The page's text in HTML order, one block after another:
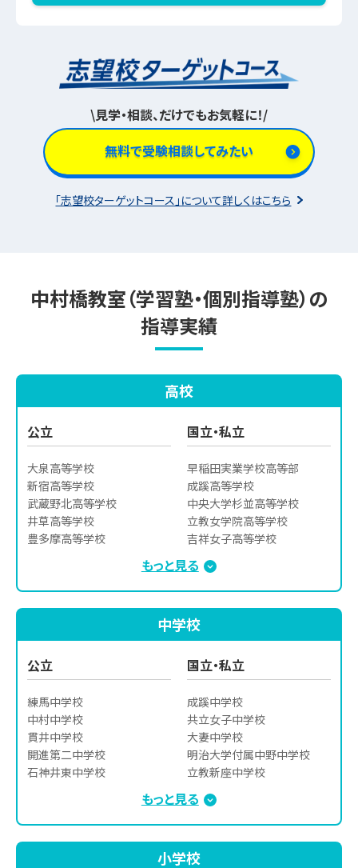
見学・相談、だけでもお気軽に！
\
/
無料で受験相談してみたい
「志望校ターゲットコース」について詳しくはこちら
中村橋教室（学習塾・個別指導塾）の
指導実績
高校
公立
大泉高等学校
新宿高等学校
武蔵野北高等学校
井草高等学校
豊多摩高等学校
杉並高等学校
武蔵丘高等学校
農業高等学校
東京都立産業技術高等専門
学校
田無高等学校
保谷高等学校
板橋高等学校
豊島高等学校
鷺宮高等学校
国立・私立
早稲田実業学校高等部
成蹊高等学校
中央大学杉並高等学校
立教女学院高等学校
吉祥女子高等学校
立教新座高等学校
明治大学付属中野高等学校
日本大学第二高等学校
日本大学豊山高等学校
富士見高等学校
大妻高等学校
桜華女学院高等学校
宝仙学園高等学校
麹町学園女子高等学校
昭和鉄道高等学校
杉並学院高等学校
成立学園高等学校
専修大学附属高等学校
自由学園高等科
豊島学院高等学校
聖徳学園高等学校
東亜学園高等学校
もっと見る
中学校
公立
練馬中学校
中村中学校
貫井中学校
開進第二中学校
石神井東中学校
国立・私立
成蹊中学校
共立女子中学校
大妻中学校
明治大学付属中野中学校
立教新座中学校
学習院中等科
富士見中学校
目白研心中学校
城西大学附属城西中学校
武蔵野女子学院中学校
もっと見る
小学校